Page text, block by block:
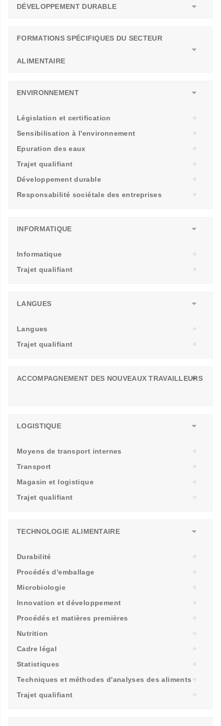
DÉVELOPPEMENT DURABLE
FORMATIONS SPÉCIFIQUES DU SECTEUR
ALIMENTAIRE
ENVIRONNEMENT
Législation et certification
Sensibilisation à l'environnement
Epuration des eaux
Trajet qualifiant
Développement durable
Responsabilité sociétale des entreprises
INFORMATIQUE
Informatique
Trajet qualifiant
LANGUES
Langues
Trajet qualifiant
ACCOMPAGNEMENT DES NOUVEAUX TRAVAILLEURS
LOGISTIQUE
Moyens de transport internes
Transport
Magasin et logistique
Trajet qualifiant
TECHNOLOGIE ALIMENTAIRE
Durabilité
Procédés d'emballage
Microbiologie
Innovation et développement
Procédés et matières premières
Nutrition
Cadre légal
Statistiques
Techniques et méthodes d'analyses des aliments
Trajet qualifiant